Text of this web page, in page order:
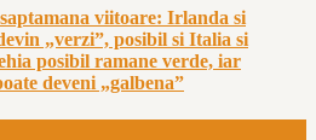
viitoare: Irlanda si
„verzi”, posibil si Italia si
posibil ramane verde, iar
deveni „galbena”